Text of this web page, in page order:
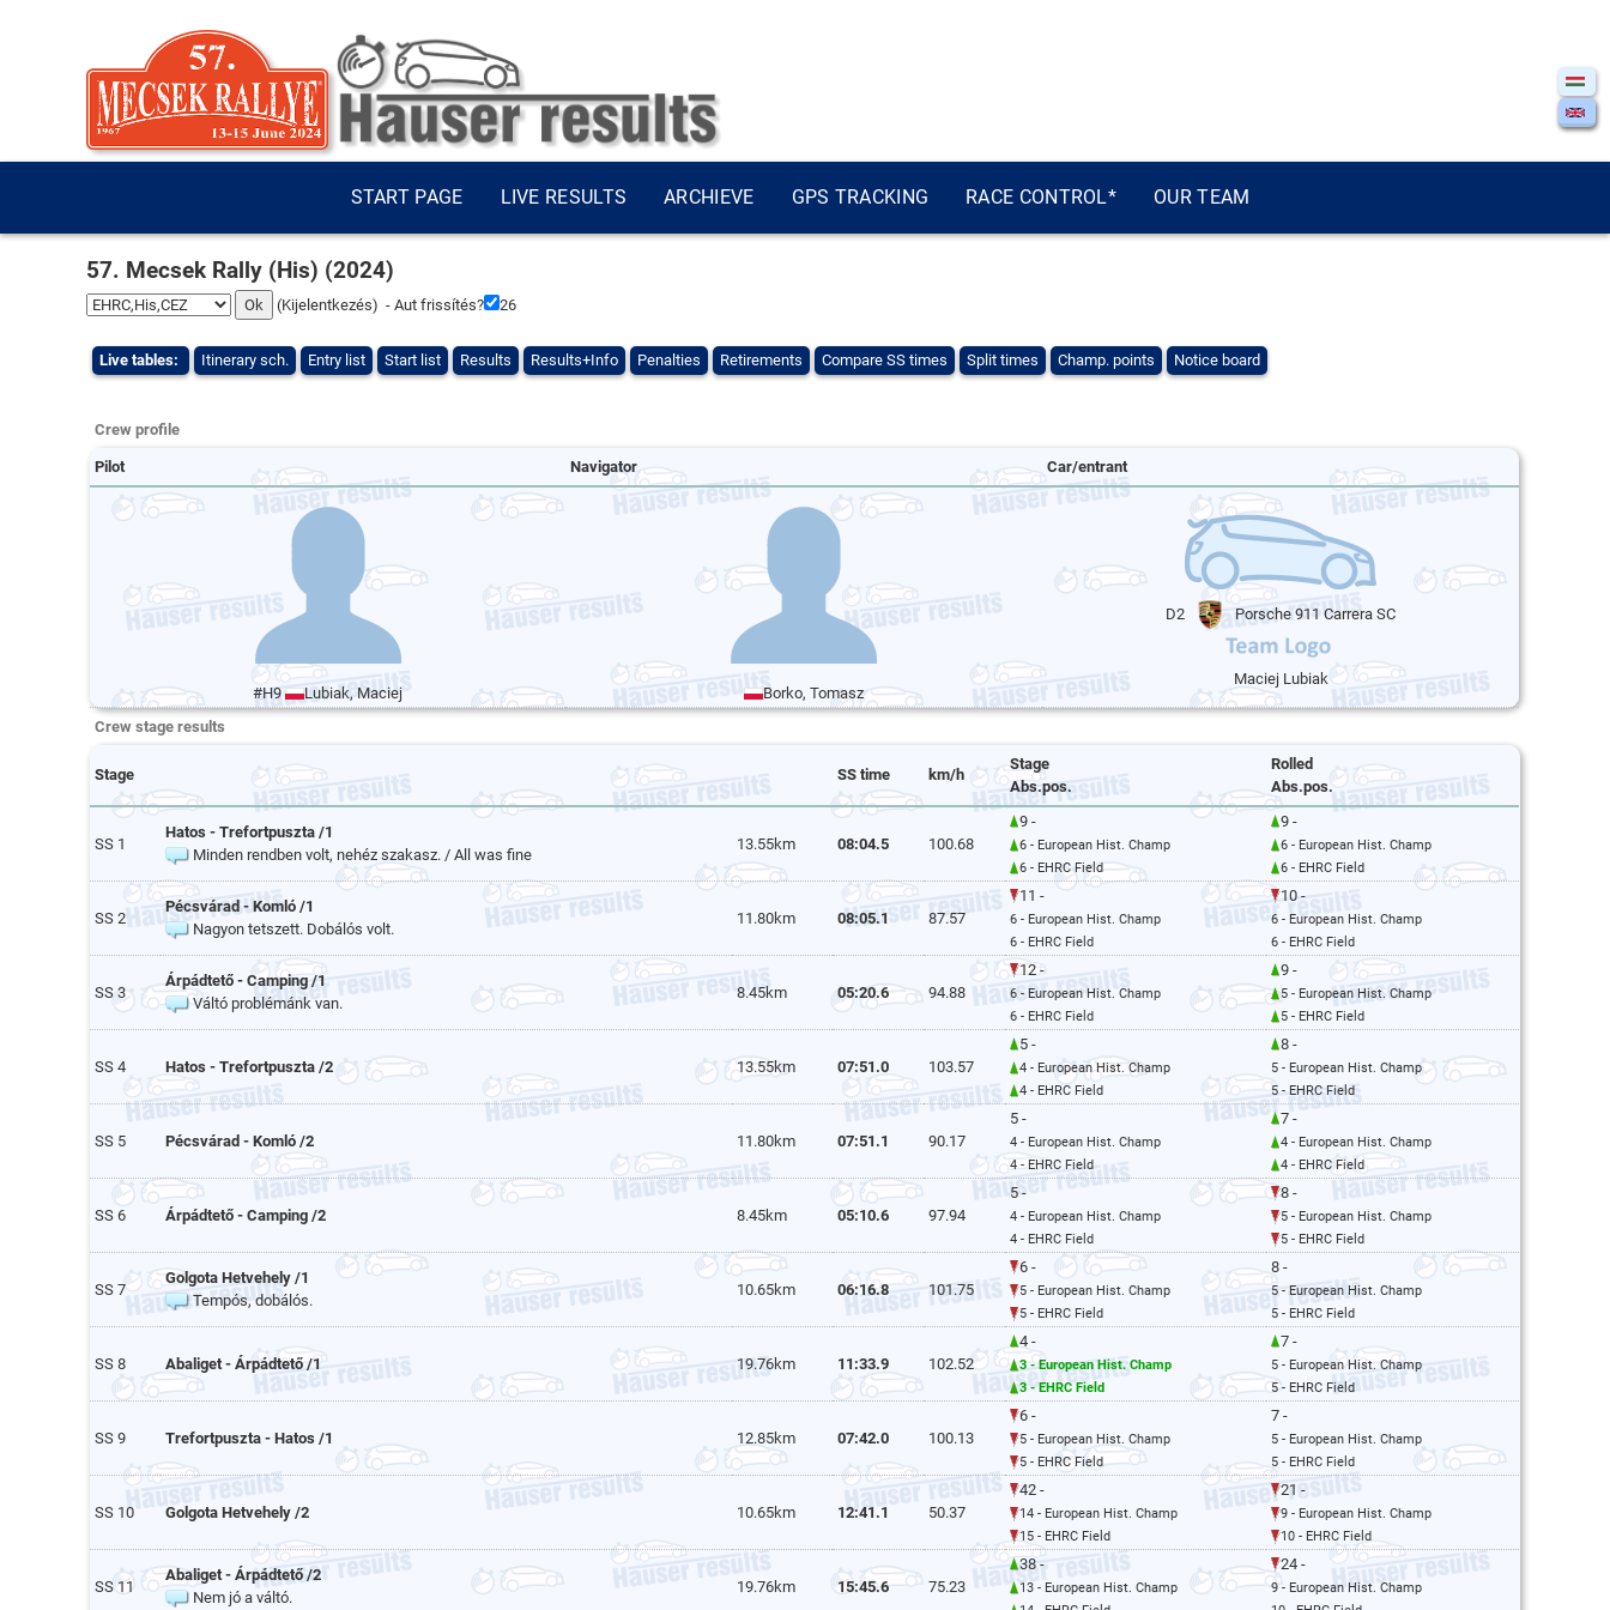
START PAGE LIVE RESULTS ARCHIEVE GPS TRACKING RACE CONTROL* OUR TEAM
57. Mecsek Rally (His) (2024)
(Kijelentkezés) - Aut frissítés? 25
Live tables: Itinerary sch. Entry list Start list Results Results+Info Penalties Retirements Compare SS times Split times Champ. points Notice board
Crew profile
Pilot Navigator Car/entrant
#H9 Lubiak, Maciej Borko, Tomasz
D2 Porsche 911 Carrera SC
Maciej Lubiak
Crew stage results
Stage SS time km/h
Stage
Abs.pos.
Rolled
Abs.pos.
SS 1
Hatos - Trefortpuszta /1
Minden rendben volt, nehéz szakasz. / All was fine
13.55km 08:04.5 100.68
9 -
6 - European Hist. Champ
6 - EHRC Field
9 -
6 - European Hist. Champ
6 - EHRC Field
SS 2
Pécsvárad - Komló /1
Nagyon tetszett. Dobálós volt.
11.80km 08:05.1 87.57
11 -
6 - European Hist. Champ
6 - EHRC Field
10 -
6 - European Hist. Champ
6 - EHRC Field
SS 3
Árpádtető - Camping /1
Váltó problémánk van.
8.45km 05:20.6 94.88
12 -
6 - European Hist. Champ
6 - EHRC Field
9 -
5 - European Hist. Champ
5 - EHRC Field
SS 4 Hatos - Trefortpuszta /2 13.55km 07:51.0 103.57
5 -
4 - European Hist. Champ
4 - EHRC Field
8 -
5 - European Hist. Champ
5 - EHRC Field
SS 5 Pécsvárad - Komló /2 11.80km 07:51.1 90.17
5 -
4 - European Hist. Champ
4 - EHRC Field
7 -
4 - European Hist. Champ
4 - EHRC Field
SS 6 Árpádtető - Camping /2 8.45km 05:10.6 97.94
5 -
4 - European Hist. Champ
4 - EHRC Field
8 -
5 - European Hist. Champ
5 - EHRC Field
SS 7
Golgota Hetvehely /1
Tempós, dobálós.
10.65km 06:16.8 101.75
6 -
5 - European Hist. Champ
5 - EHRC Field
8 -
5 - European Hist. Champ
5 - EHRC Field
SS 8 Abaliget - Árpádtető /1 19.76km 11:33.9 102.52
4 -
3 - European Hist. Champ
3 - EHRC Field
7 -
5 - European Hist. Champ
5 - EHRC Field
SS 9 Trefortpuszta - Hatos /1 12.85km 07:42.0 100.13
6 -
5 - European Hist. Champ
5 - EHRC Field
7 -
5 - European Hist. Champ
5 - EHRC Field
SS 10 Golgota Hetvehely /2 10.65km 12:41.1 50.37
42 -
14 - European Hist. Champ
15 - EHRC Field
21 -
9 - European Hist. Champ
10 - EHRC Field
SS 11
Abaliget - Árpádtető /2
Nem jó a váltó.
19.76km 15:45.6 75.23
38 -
13 - European Hist. Champ
24 -
9 - European Hist. Champ